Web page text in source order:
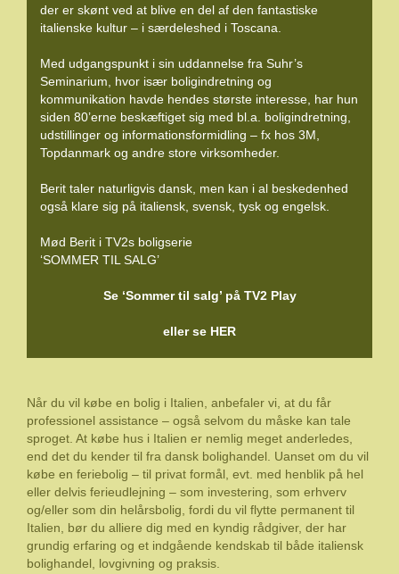
der er skønt ved at blive en del af den fantastiske
italienske kultur – i særdeleshed i Toscana.
Med udgangspunkt i sin uddannelse fra Suhr’s
Seminarium, hvor især boligindretning og
kommunikation havde hendes største interesse, har hun
siden 80’erne beskæftiget sig med bl.a. boligindretning,
udstillinger og informationsformidling – fx hos 3M,
Topdanmark og andre store virksomheder.
Berit taler naturligvis dansk, men kan i al beskedenhed
også klare sig på italiensk, svensk, tysk og engelsk.
Mød Berit i TV2s boligserie
‘SOMMER TIL SALG’
Se ‘Sommer til salg’ på TV2 Play
eller se HER
Når du vil købe en bolig i Italien, anbefaler vi, at du får
professionel assistance – også selvom du måske kan tale
sproget. At købe hus i Italien er nemlig meget anderledes,
end det du kender til fra dansk bolighandel. Uanset om du vil
købe en feriebolig – til privat formål, evt. med henblik på hel
eller delvis ferieudlejning – som investering, som erhverv
og/eller som din helårsbolig, fordi du vil flytte permanent til
Italien, bør du alliere dig med en kyndig rådgiver, der har
grundig erfaring og et indgående kendskab til både italiensk
bolighandel, lovgivning og praksis.